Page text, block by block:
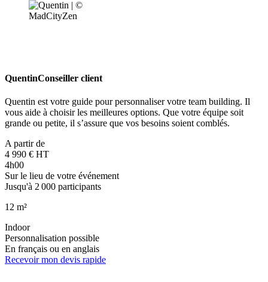
QuentinConseiller client
Quentin est votre guide pour personnaliser votre team building. Il
vous aide à choisir les meilleures options. Que votre équipe soit
grande ou petite, il s’assure que vos besoins soient comblés.
A partir de
4 990 € HT
4h00
Sur le lieu de votre événement
Jusqu'à 2 000 participants
12 m²
Indoor
Personnalisation possible
En français ou en anglais
Recevoir mon devis rapide